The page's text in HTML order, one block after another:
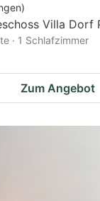
)
Villa Dorf
· 1 Schlafzimmer
Zum Angebot